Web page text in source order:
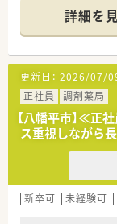
方箋がFAX
■店舗は入
■スタッフ
環境です。
ます。
■機材への投
えています。
詳細を
更新日： 2026/07/
正社員
調剤薬局
【八幡平市】≪正
ス重視しながら
新卒可 未経験可